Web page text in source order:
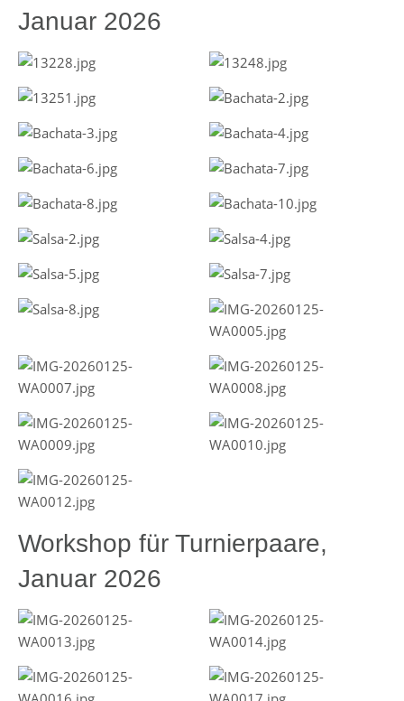
Januar 2026
Workshop für Turnierpaare,
Januar 2026